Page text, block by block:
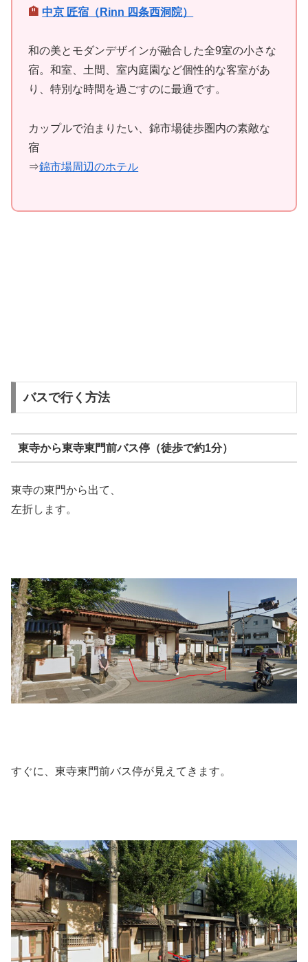
🏨中京 匠宿（Rinn 四条西洞院）
和の美とモダンデザインが融合した全9室の小さな
宿。和室、土間、室内庭園など個性的な客室があ
り、特別な時間を過ごすのに最適です。
カップルで泊まりたい、錦市場徒歩圏内の素敵な
宿
⇒錦市場周辺のホテル
バスで行く方法
東寺から東寺東門前バス停（徒歩で約1分）
東寺の東門から出て、
左折します。
すぐに、東寺東門前バス停が見えてきます。